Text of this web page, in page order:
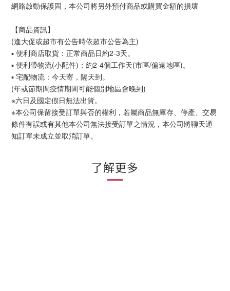
網路啟動保護固，本公司將另外預付商品或購買金額的損壞
【商品資訊】
(逢大促或超市有公告時依超市公告為主)
▪ 便利商店取貨：正常商品日約2-3天。
▪ 便利帶物流(小配件)：約2-4個工作天(市區/偏遠地區)。
▪ 宅配物流：今天寄，隔天到。
(年或節期間疫情期間可能個別地區會晚到)
※六日及國定假日無法出貨。
※本公司保留接受訂單與否的權利，若屬商品無庫存、停產、交易
條件有誤或有其他本公司無法接受訂單之情況，本公司將聊天通
知訂單未成立並取消訂單。
了解更多